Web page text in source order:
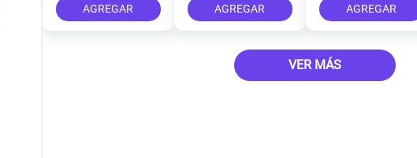
AGREGAR AGREGAR AGREGAR
VER MÁS